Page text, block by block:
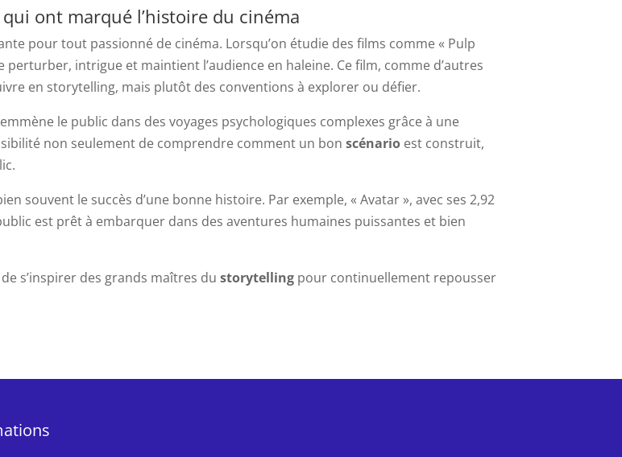
qui ont marqué l’histoire du cinéma
pour tout passionné de cinéma. Lorsqu’on étudie des films comme « Pulp
intrigue et maintient l’audience en haleine. Ce film, comme d’autres
en storytelling, mais plutôt des conventions à explorer ou défier.
le public dans des voyages psychologiques complexes grâce à une
non seulement de comprendre comment un bonscénario est construit,
souvent le succès d’une bonne histoire. Par exemple, « Avatar », avec ses 2,92
est prêt à embarquer dans des aventures humaines puissantes et bien
s’inspirer des grands maîtres dustorytelling pour continuellement repousser